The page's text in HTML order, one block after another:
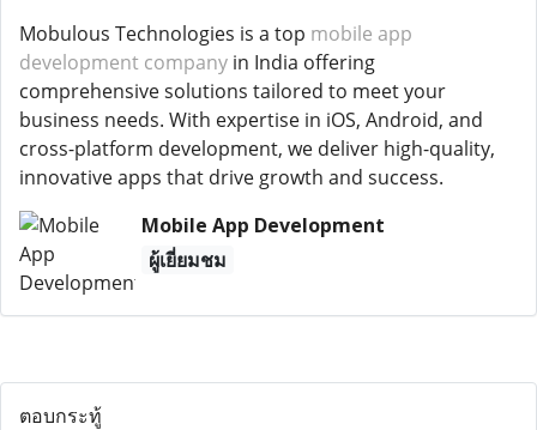
Mobulous Technologies is a top mobile app
development company in India offering
comprehensive solutions tailored to meet your
business needs. With expertise in iOS, Android, and
cross-platform development, we deliver high-quality,
innovative apps that drive growth and success.
Mobile App Development
ผู้เยี่ยมชม
ตอบกระทู้